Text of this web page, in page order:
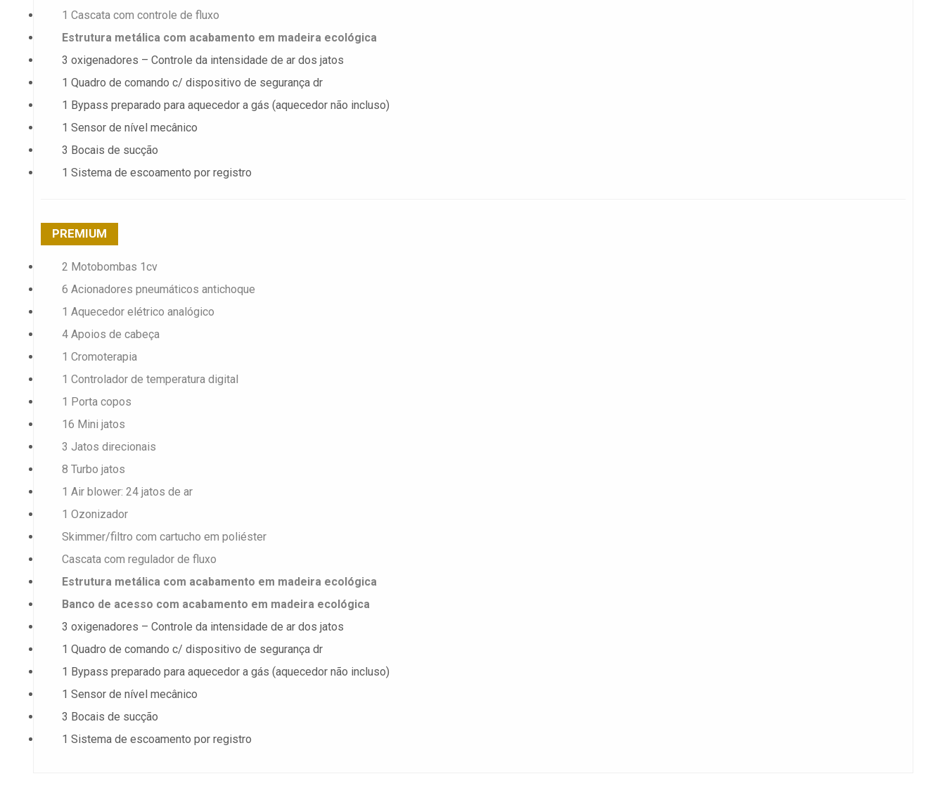
1 Cascata com controle de fluxo
Estrutura metálica com acabamento em madeira ecológica
3 oxigenadores – Controle da intensidade de ar dos jatos
1 Quadro de comando c/ dispositivo de segurança dr
1 Bypass preparado para aquecedor a gás (aquecedor não incluso)
1 Sensor de nível mecânico
3 Bocais de sucção
1 Sistema de escoamento por registro
PREMIUM
2 Motobombas 1cv
6 Acionadores pneumáticos antichoque
1 Aquecedor elétrico analógico
4 Apoios de cabeça
1 Cromoterapia
1 Controlador de temperatura digital
1 Porta copos
16 Mini jatos
3 Jatos direcionais
8 Turbo jatos
1 Air blower: 24 jatos de ar
1 Ozonizador
Skimmer/filtro com cartucho em poliéster
Cascata com regulador de fluxo
Estrutura metálica com acabamento em madeira ecológica
Banco de acesso com acabamento em madeira ecológica
3 oxigenadores – Controle da intensidade de ar dos jatos
1 Quadro de comando c/ dispositivo de segurança dr
1 Bypass preparado para aquecedor a gás (aquecedor não incluso)
1 Sensor de nível mecânico
3 Bocais de sucção
1 Sistema de escoamento por registro